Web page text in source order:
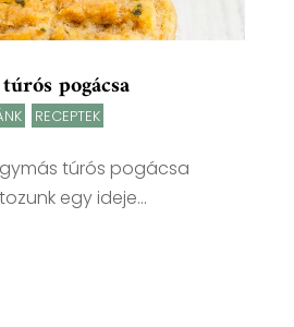
pogácsa
RECEPTEK
túrós pogácsa
egy ideje...